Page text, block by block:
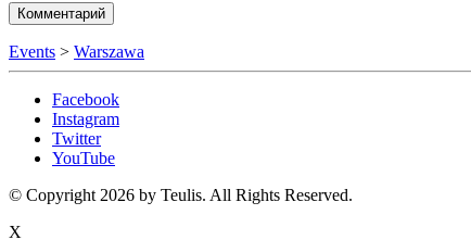
Events > Warszawa
Facebook
Instagram
Twitter
YouTube
© Copyright 2026 by Teulis. All Rights Reserved.
X